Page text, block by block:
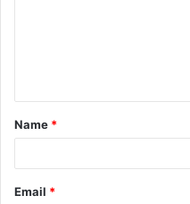
t
*
Name *
Email *